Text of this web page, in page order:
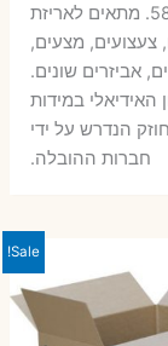
היה:
8 ₪.
7 ₪.
58/36/35. מתאים לאריזת
צעצועים, מצעים,
אביזרים שונים.
האידיאלי במידות
הנדרש על ידי
חברות ההובלה.
Sale!